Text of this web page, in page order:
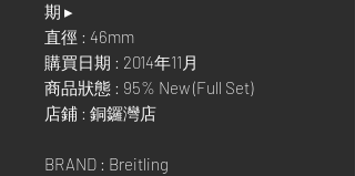
期 ▸
直徑 : 46mm
購買日期 : 2014年11月
商品狀態 : 95% New (Full Set)
店鋪 : 銅鑼灣店
BRAND : Breitling